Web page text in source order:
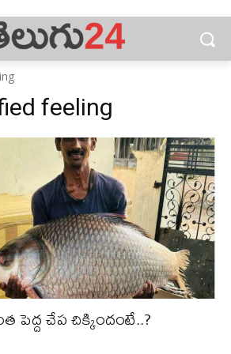
feeling
చేప చిక్కిందంటే..?